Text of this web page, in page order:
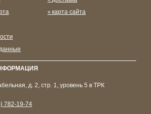
карта сайта
д. 2, стр. 1, уровень 5 в ТРК
782-19-74